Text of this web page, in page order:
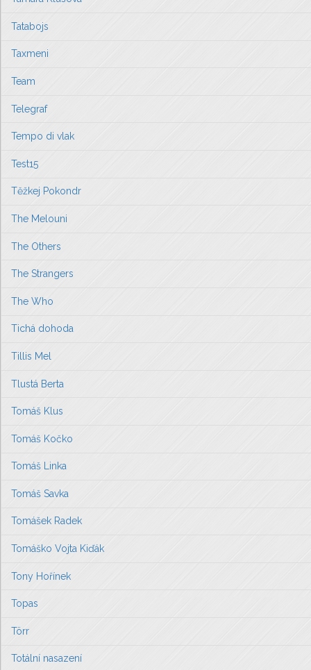
Tatabojs
Taxmeni
Team
Telegraf
Tempo di vlak
Test15
Těžkej Pokondr
The Melouni
The Others
The Strangers
The Who
Tichá dohoda
Tillis Mel
Tlustá Berta
Tomáš Klus
Tomáš Kočko
Tomáš Linka
Tomáš Savka
Tomášek Radek
Tomáško Vojta Kiďák
Tony Hořínek
Topas
Törr
Totální nasazení